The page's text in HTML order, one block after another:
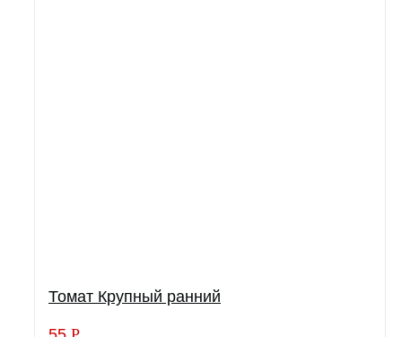
Томат Крупный ранний